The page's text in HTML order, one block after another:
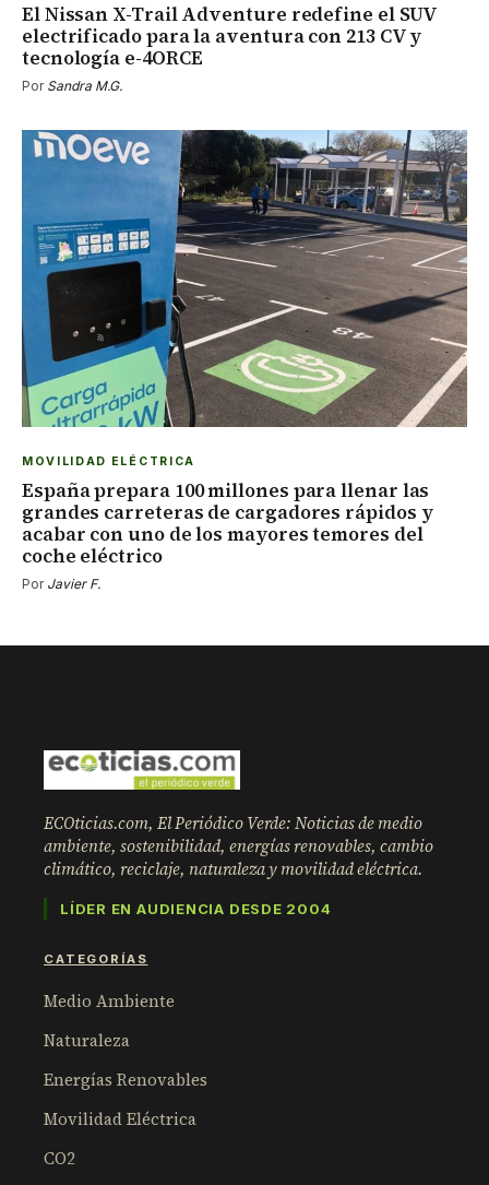
El Nissan X-Trail Adventure redefine el SUV
electrificado para la aventura con 213 CV y
tecnología e-4ORCE
Por Sandra M.G.
MOVILIDAD ELÉCTRICA
España prepara 100 millones para llenar las
grandes carreteras de cargadores rápidos y
acabar con uno de los mayores temores del
coche eléctrico
Por Javier F.
ECOticias.com, El Periódico Verde: Noticias de medio
ambiente, sostenibilidad, energías renovables, cambio
climático, reciclaje, naturaleza y movilidad eléctrica.
LÍDER EN AUDIENCIA DESDE 2004
CATEGORÍAS
Medio Ambiente
Naturaleza
Energías Renovables
Movilidad Eléctrica
CO2